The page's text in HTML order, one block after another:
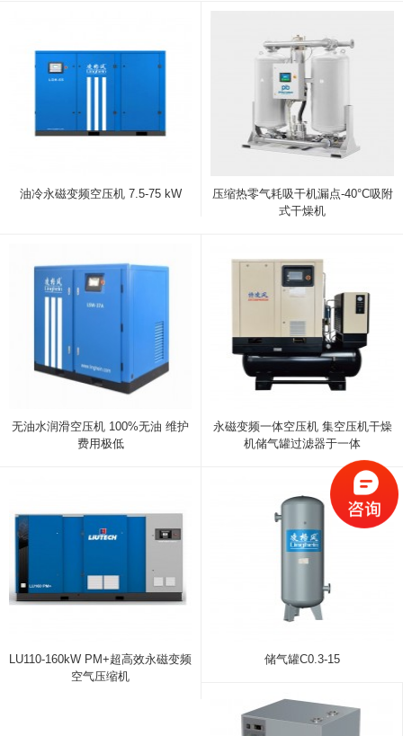
油冷永磁变频空压机 7.5-75 kW
压缩热零气耗吸干机漏点-40°C吸附
式干燥机
无油水润滑空压机 100%无油 维护
费用极低
永磁变频一体空压机 集空压机干燥
机储气罐过滤器于一体
LU110-160kW PM+超高效永磁变频
空气压缩机
储气罐C0.3-15